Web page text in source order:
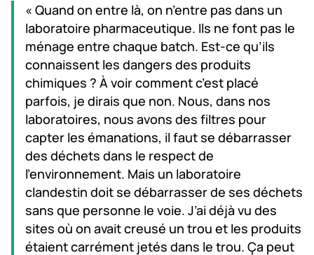
« Quand on entre là, on n’entre pas dans un
laboratoire pharmaceutique. Ils ne font pas le
ménage entre chaque batch. Est-ce qu’ils
connaissent les dangers des produits
chimiques ? À voir comment c’est placé
parfois, je dirais que non. Nous, dans nos
laboratoires, nous avons des filtres pour
capter les émanations, il faut se débarrasser
des déchets dans le respect de
l’environnement. Mais un laboratoire
clandestin doit se débarrasser de ses déchets
sans que personne le voie. J’ai déjà vu des
sites où on avait creusé un trou et les produits
étaient carrément jetés dans le trou. Ça peut